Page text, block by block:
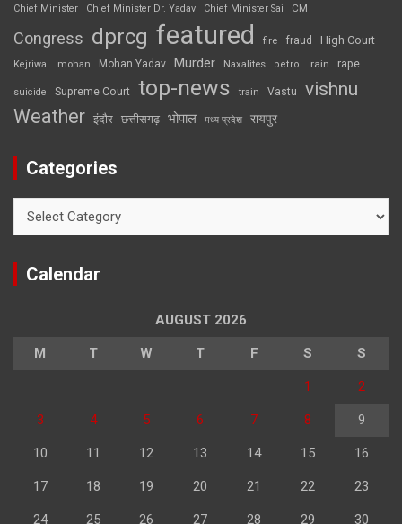
Chief Minister
Chief Minister Dr. Yadav Chief Minister Sai CM
Congress dprcg featured fire fraud High Court
Kejriwal mohan Mohan Yadav Murder Naxalites petrol rain rape
suicide Supreme Court top-news train Vastu vishnu
Weather इंदौर छत्तीसगढ़ भोपाल मध्य प्रदेश रायपुर
Categories
Calendar
AUGUST 2026
M T W T F S S
1 2
3 4 5 6 7 8 9
10 11 12 13 14 15 16
17 18 19 20 21 22 23
24 25 26 27 28 29 30